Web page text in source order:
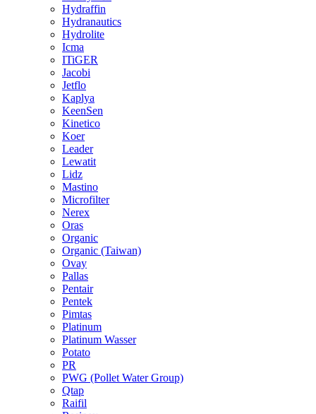
Hydraffin
Hydranautics
Hydrolite
Icma
ITiGER
Jacobi
Jetflo
Kaplya
KeenSen
Kinetico
Koer
Leader
Lewatit
Lidz
Mastino
Microfilter
Nerex
Oras
Organic
Organic (Taiwan)
Ovay
Pallas
Pentair
Pentek
Pimtas
Platinum
Platinum Wasser
Potato
PR
PWG (Pollet Water Group)
Qtap
Raifil